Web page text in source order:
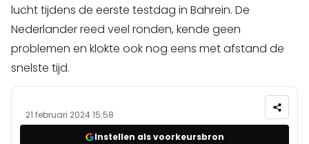
lucht tijdens de eerste testdag in Bahrein. De
Nederlander reed veel ronden, kende geen
problemen en klokte ook nog eens met afstand de
snelste tijd.
21 februari 2024 15:58
Instellen als voorkeursbron